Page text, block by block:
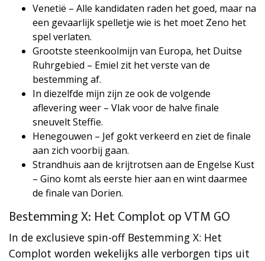
Venetië – Alle kandidaten raden het goed, maar na
een gevaarlijk spelletje wie is het moet Zeno het
spel verlaten.
Grootste steenkoolmijn van Europa, het Duitse
Ruhrgebied – Emiel zit het verste van de
bestemming af.
In diezelfde mijn zijn ze ook de volgende
aflevering weer – Vlak voor de halve finale
sneuvelt Steffie.
Henegouwen – Jef gokt verkeerd en ziet de finale
aan zich voorbij gaan.
Strandhuis aan de krijtrotsen aan de Engelse Kust
– Gino komt als eerste hier aan en wint daarmee
de finale van Dorien.
Bestemming X: Het Complot op VTM GO
In de exclusieve spin-off Bestemming X: Het
Complot worden wekelijks alle verborgen tips uit